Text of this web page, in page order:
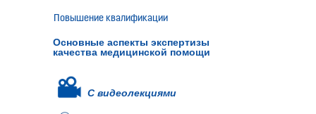
Основные аспекты экспертизы
качества медицинской помощи
Повышение квалификации
С видеолекциями